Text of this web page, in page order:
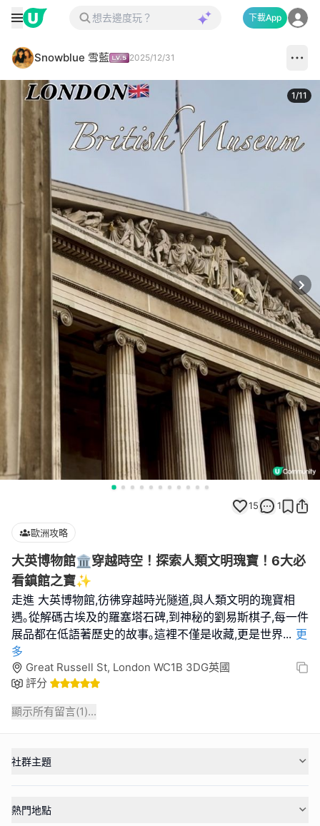
下載App
Snowblue 雪藍 2025/12/31
1/11
15 1
歐洲攻略
大英博物館🏛️穿越時空！探索人類文明瑰寶！6大必
看鎮館之寶✨
走進 大英博物館,彷彿穿越時光隧道,與人類文明的瑰寶相
遇｡從解碼古埃及的羅塞塔石碑,到神秘的劉易斯棋子,每一件
展品都在低語著歷史的故事｡這裡不僅是收藏,更是世界... 更
多
Great Russell St, London WC1B 3DG英國
評分
顯示所有留言(1)...
社群主題
熱門地點